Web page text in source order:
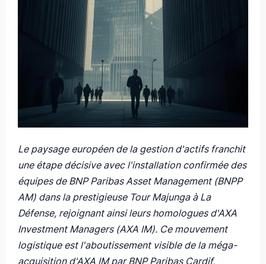
Le paysage européen de la gestion d'actifs franchit
une étape décisive avec l'installation confirmée des
équipes de BNP Paribas Asset Management (BNPP
AM) dans la prestigieuse Tour Majunga à La
Défense, rejoignant ainsi leurs homologues d'AXA
Investment Managers (AXA IM). Ce mouvement
logistique est l'aboutissement visible de la méga-
acquisition d'AXA IM par BNP Paribas Cardif,